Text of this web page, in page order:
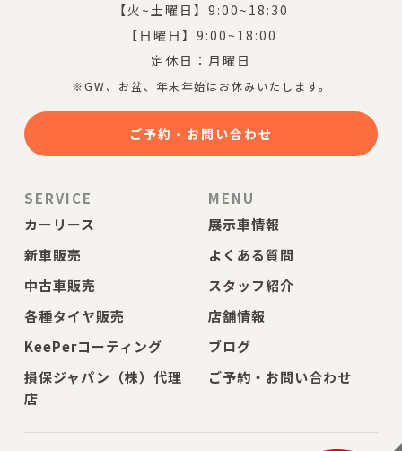
【火~土曜日】9:00~18:30
【日曜日】9:00~18:00
定休日：月曜日
※GW、お盆、年末年始はお休みいたします。
ご予約・お問い合わせ
SERVICE
カーリース
新車販売
中古車販売
各種タイヤ販売
KeePerコーティング
損保ジャパン（株）代理
店
MENU
展示車情報
よくある質問
スタッフ紹介
店舗情報
ブログ
ご予約・お問い合わせ